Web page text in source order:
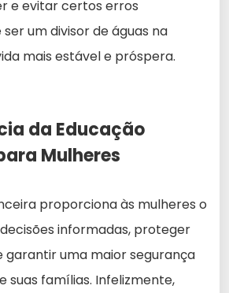
e evitar certos erros
um divisor de águas na
mais estável e próspera.
da Educação
Mulheres
proporciona às mulheres o
informadas, proteger
garantir uma maior segurança
suas famílias. Infelizmente,